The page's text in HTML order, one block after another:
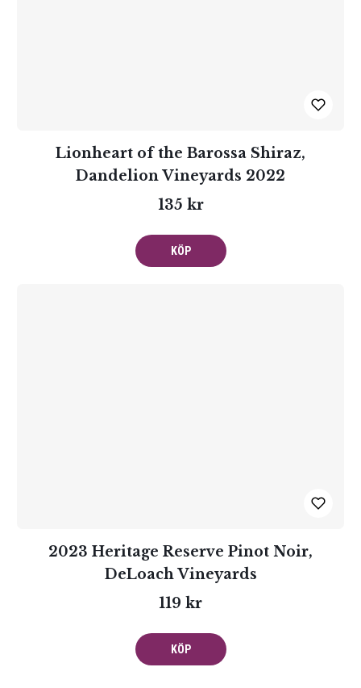
Lionheart of the Barossa Shiraz,
Dandelion Vineyards 2022
135 kr
KÖP
2023 Heritage Reserve Pinot Noir,
DeLoach Vineyards
119 kr
KÖP